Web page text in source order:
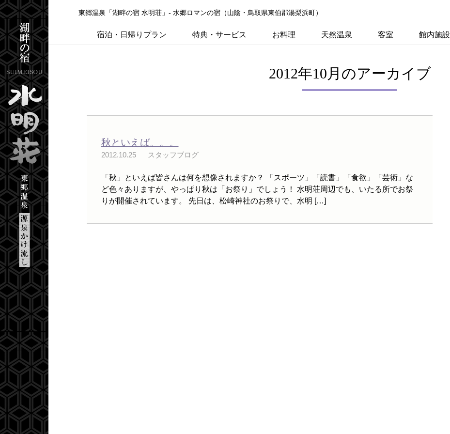
東郷温泉「湖畔の宿 水明荘」- 水郷ロマンの宿（山陰・鳥取県東伯郡湯梨浜町）
宿泊・日帰りプラン 特典・サービス お料理 天然温泉 客室 館内施設
2012年10月のアーカイブ
秋といえば。。。
2012.10.25 スタッフブログ
「秋」といえば皆さんは何を想像されますか？ 「スポーツ」「読書」「食欲」「芸術」な
ど色々ありますが、やっぱり秋は「お祭り」でしょう！ 水明荘周辺でも、いたる所でお祭
りが開催されています。 先日は、松崎神社のお祭りで、水明 […]